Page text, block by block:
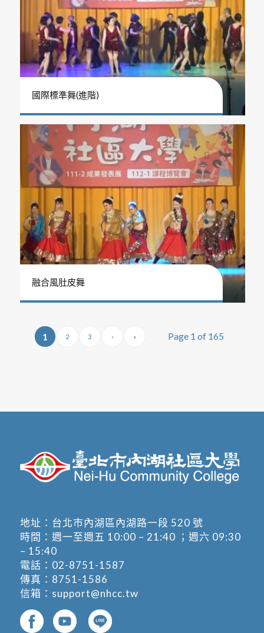
國際標準舞(進階)
融合風肚皮舞
Page 1 of 165
1 2 3 › »
地址： 台北市內湖區內湖路一段 520 號
時間：週一至週五 10:00 – 21:40 ；週六 09:30
– 15:40
電話： 02-8751-1587
傳真：8751-1586
信箱： support@nhcc.tw